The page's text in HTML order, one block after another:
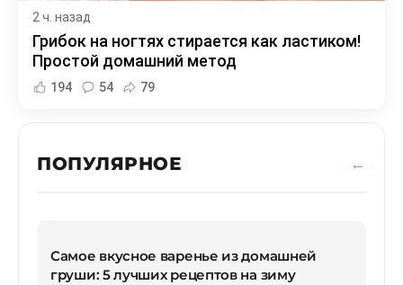
2 ч. назад
Грибок на ногтях стирается как ластиком!
Простой домашний метод
194 54 79
ПОПУЛЯРНОЕ
Самое вкусное варенье из домашней
груши: 5 лучших рецептов на зиму